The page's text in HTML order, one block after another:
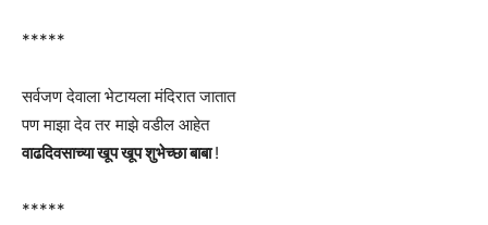
*****
सर्वजण देवाला भेटायला मंदिरात जातात
पण माझा देव तर माझे वडील आहेत
वाढदिवसाच्या खूप खूप शुभेच्छा बाबा!
*****